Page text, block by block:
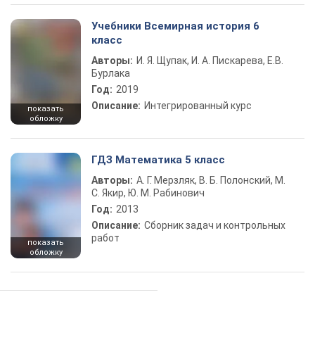
показать
обложку
Учебники Всемирная история 6
класс
Авторы: И. Я. Щупак, И. А. Пискарева, Е.В.
Бурлака
Год: 2019
Описание: Интегрированный курс
показать
обложку
ГДЗ Математика 5 класс
Авторы: А. Г. Мерзляк, В. Б. Полонский, М.
С. Якир, Ю. М. Рабинович
Год: 2013
Описание: Сборник задач и контрольных
работ